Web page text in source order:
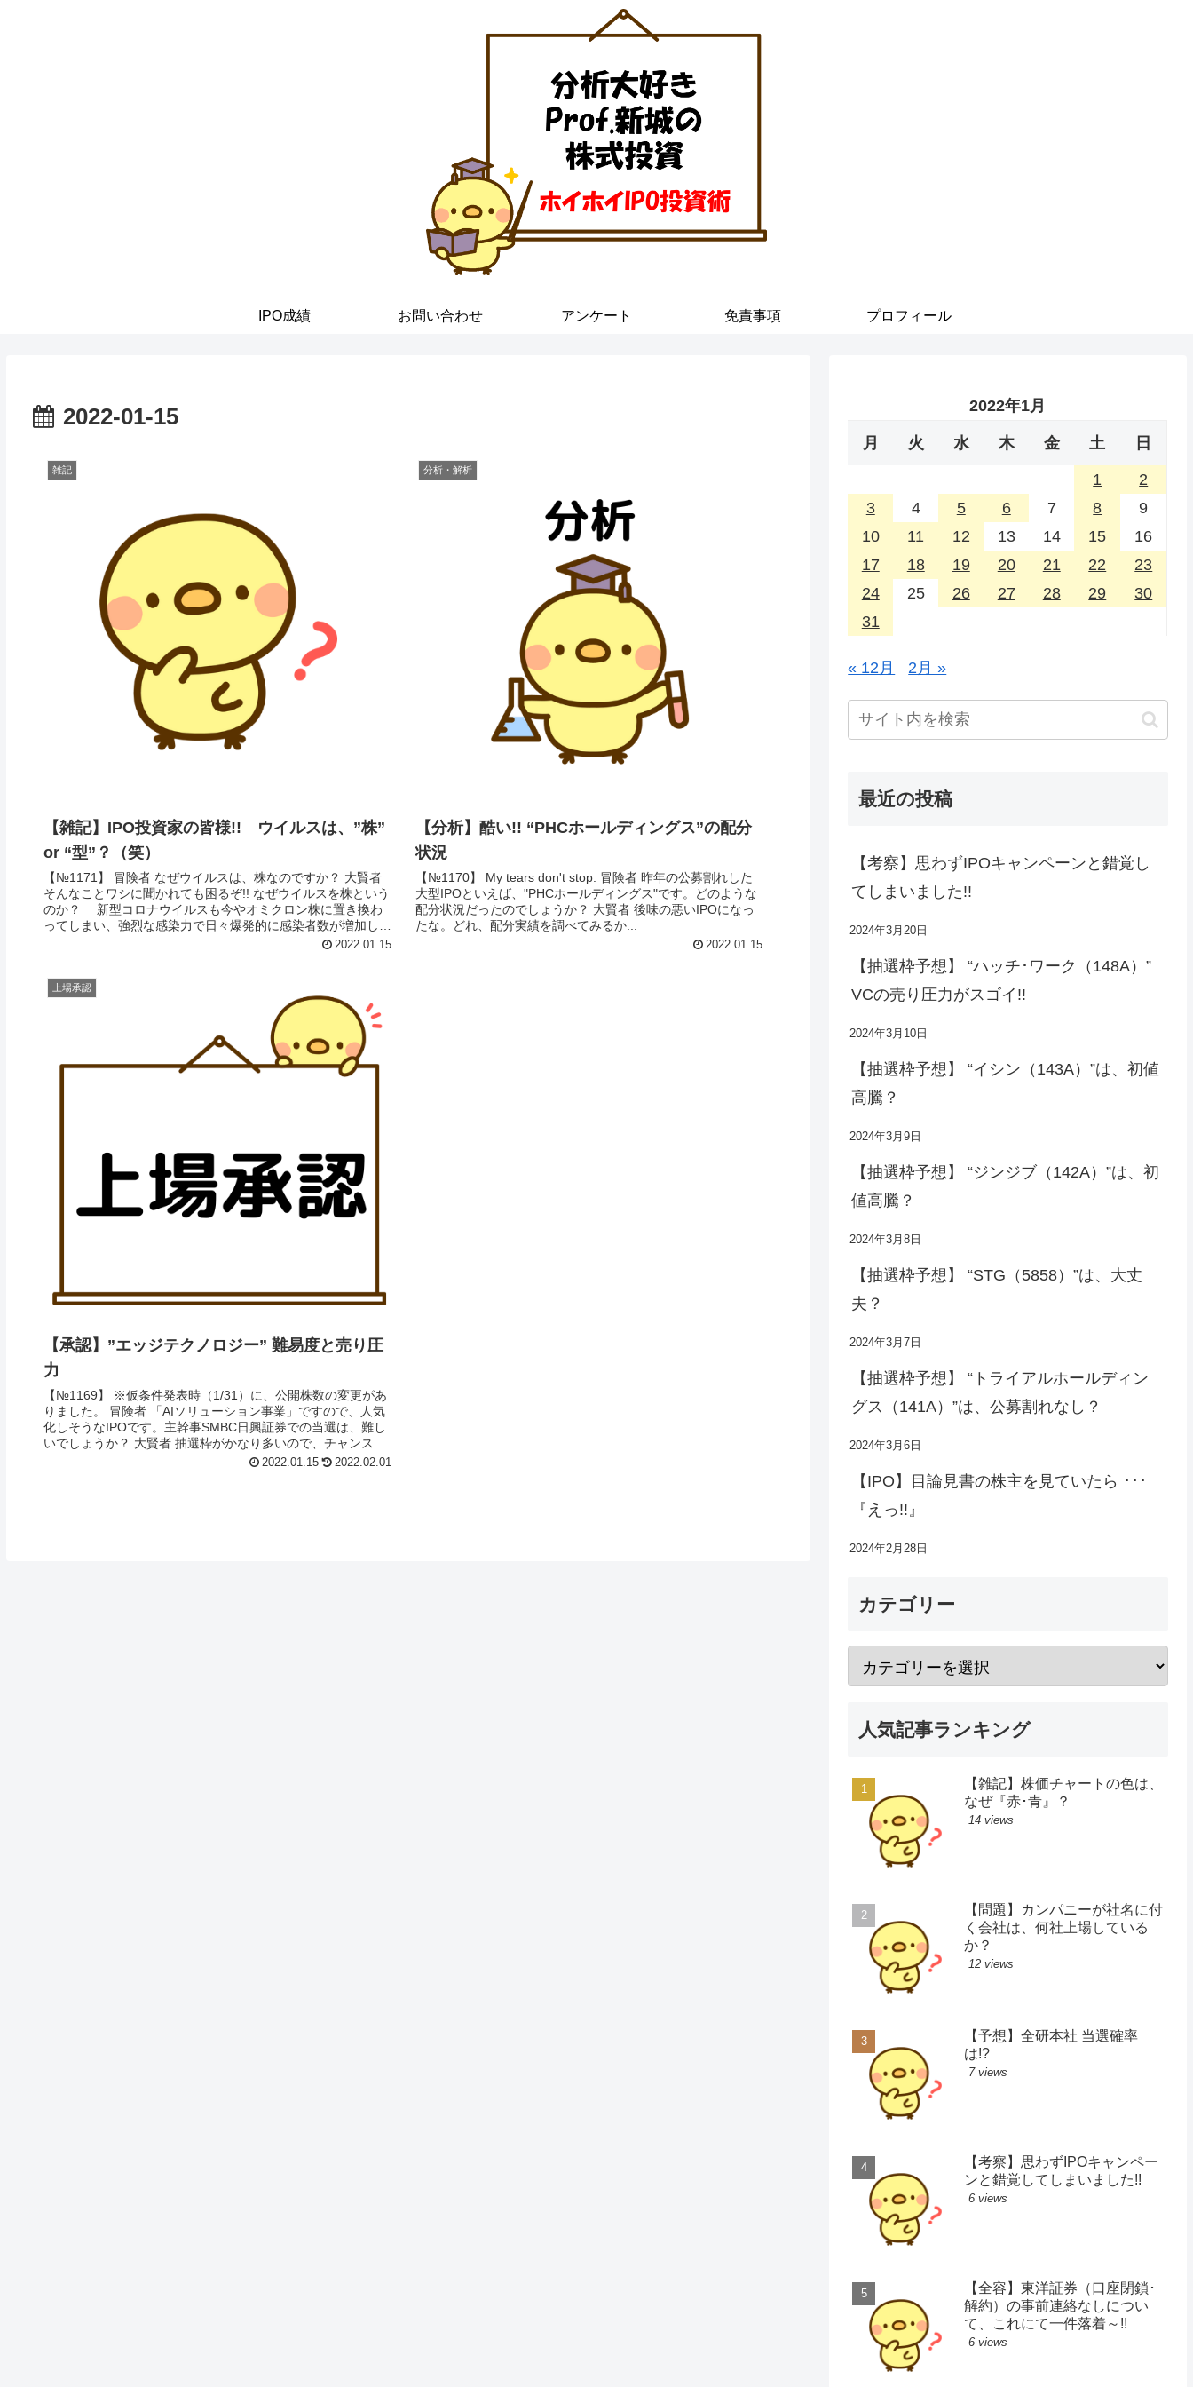
IPO成績 お問い合わせ アンケート 免責事項 プロフィール
2022-01-15
雑記
【雑記】IPO投資家の皆様!! ウイルスは、”株”
or “型”？（笑）
【№1171】 冒険者 なぜウイルスは、株なのですか？ 大賢者
そんなことワシに聞かれても困るぞ!! なぜウイルスを株という
のか？ 新型コロナウイルスも今やオミクロン株に置き換わ
ってしまい、強烈な感染力で日々爆発的に感染者数が増加して
2022.01.15
分析・解析
【分析】酷い!! “PHCホールディングス”の配分
状況
【№1170】 My tears don't stop. 冒険者 昨年の公募割れした
大型IPOといえば、"PHCホールディングス"です。どのような
配分状況だったのでしょうか？ 大賢者 後味の悪いIPOになっ
たな。どれ、配分実績を調べてみるか...
2022.01.15
上場承認
【承認】”エッジテクノロジー” 難易度と売り圧
力
【№1169】 ※仮条件発表時（1/31）に、公開株数の変更があ
りました。 冒険者 「AIソリューション事業」ですので、人気
化しそうなIPOです。主幹事SMBC日興証券での当選は、難し
いでしょうか？ 大賢者 抽選枠がかなり多いので、チャンス...
2022.01.15 2022.02.01
2022年1月
月 火 水 木 金 土 日
1
2
3
4 5 6 7 8
9
10
11 12 13 14 15
16
17
18 19 20 21 22
23
24
25 26 27 28 29
30
31
« 12月 2月 »
最近の投稿
【考察】思わずIPOキャンペーンと錯覚し
てしまいました!!
2024年3月20日
【抽選枠予想】 “ハッチ･ワーク（148A）”
VCの売り圧力がスゴイ!!
2024年3月10日
【抽選枠予想】 “イシン（143A）”は、初値
高騰？
2024年3月9日
【抽選枠予想】 “ジンジブ（142A）”は、初
値高騰？
2024年3月8日
【抽選枠予想】 “STG（5858）”は、大丈
夫？
2024年3月7日
【抽選枠予想】 “トライアルホールディン
グス（141A）”は、公募割れなし？
2024年3月6日
【IPO】目論見書の株主を見ていたら ･･･
『えっ!!』
2024年2月28日
カテゴリー
人気記事ランキング
【雑記】株価チャートの色は、
なぜ『赤･青』？
14 views
【問題】カンパニーが社名に付
く会社は、何社上場している
か？
12 views
【予想】全研本社 当選確率
は!?
7 views
【考察】思わずIPOキャンペー
ンと錯覚してしまいました!!
6 views
【全容】東洋証券（口座閉鎖･
解約）の事前連絡なしについ
て、これにて一件落着～!!
6 views